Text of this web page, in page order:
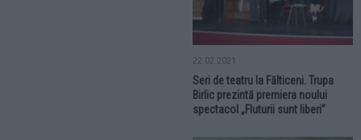
22.02.2021
Seri de teatru la Fălticeni. Trupa
Birlic prezintă premiera noului
spectacol „Fluturii sunt liberi”